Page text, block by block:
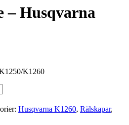
– Husqvarna
K1260
Husqvarna K1260, Rälskapar,